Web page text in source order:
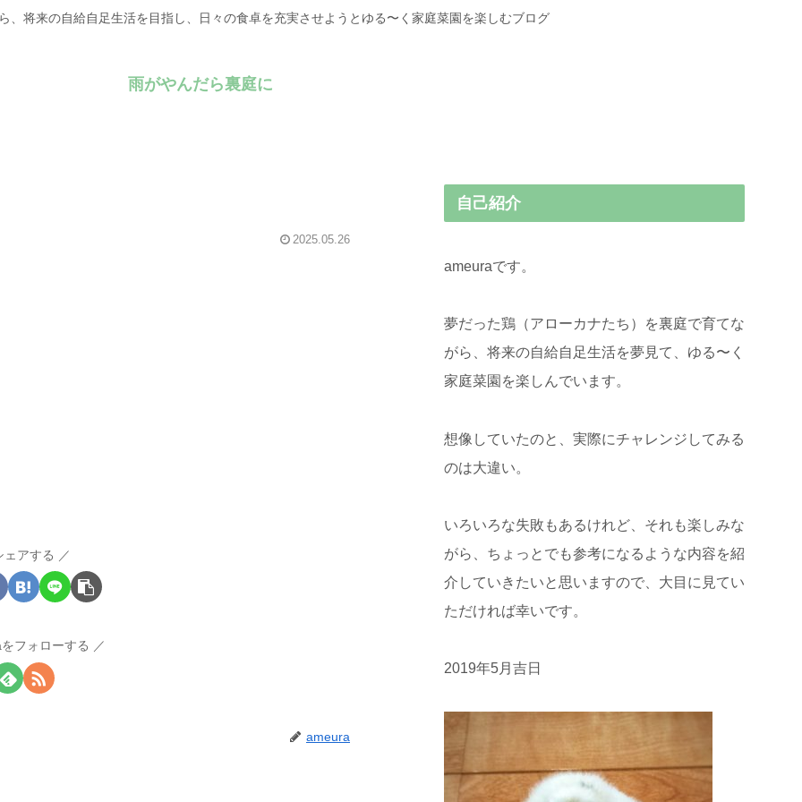
、将来の自給自足生活を目指し、日々の食卓を充実させようとゆる〜く家庭菜園を楽しむブログ
雨がやんだら裏庭に
2025.05.26
ェアする
フォローする
ameura
自己紹介
ameuraです。
夢だった鶏（アローカナたち）を裏庭で育てな
がら、将来の自給自足生活を夢見て、ゆる〜く
家庭菜園を楽しんでいます。
想像していたのと、実際にチャレンジしてみる
のは大違い。
いろいろな失敗もあるけれど、それも楽しみな
がら、ちょっとでも参考になるような内容を紹
介していきたいと思いますので、大目に見てい
ただければ幸いです。
2019年5月吉日